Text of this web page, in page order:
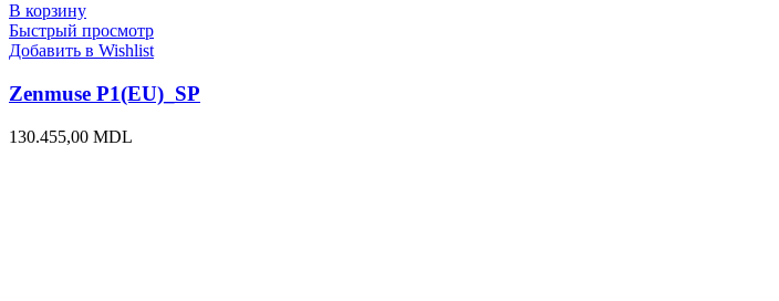
В корзину
Быстрый просмотр
Добавить в Wishlist
Zenmuse P1(EU)_SP
130.455,00 MDL